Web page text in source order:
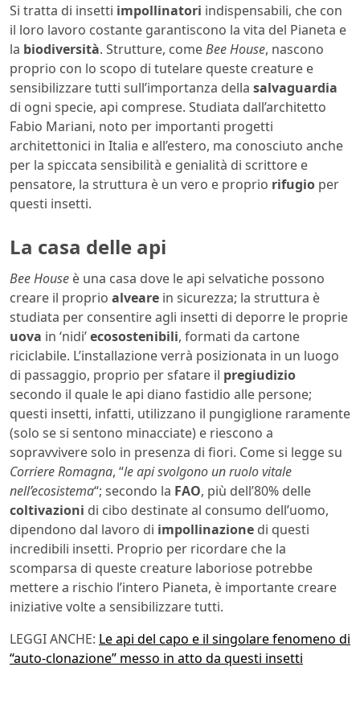
Si tratta di insetti impollinatori indispensabili, che con
il loro lavoro costante garantiscono la vita del Pianeta e
la biodiversità. Strutture, comeBee House, nascono
proprio con lo scopo di tutelare queste creature e
sensibilizzare tutti sull’importanza della salvaguardia
di ogni specie, api comprese. Studiata dall’architetto
Fabio Mariani, noto per importanti progetti
architettonici in Italia e all’estero, ma conosciuto anche
per la spiccata sensibilità e genialità di scrittore e
pensatore, la struttura è un vero e proprio rifugio per
questi insetti.
La casa delle api
Bee House è una casa dove le api selvatiche possono
creare il proprio alveare in sicurezza; la struttura è
studiata per consentire agli insetti di deporre le proprie
uova in ‘nidi’ecosostenibili, formati da cartone
riciclabile. L’installazione verrà posizionata in un luogo
di passaggio, proprio per sfatare il pregiudizio
secondo il quale le api diano fastidio alle persone;
questi insetti, infatti, utilizzano il pungiglione raramente
(solo se si sentono minacciate) e riescono a
sopravvivere solo in presenza di fiori. Come si legge su
Corriere Romagna, “le api svolgono un ruolo vitale
nell’ecosistema“; secondo la FAO, più dell’80% delle
coltivazioni di cibo destinate al consumo dell’uomo,
dipendono dal lavoro di impollinazione di questi
incredibili insetti. Proprio per ricordare che la
scomparsa di queste creature laboriose potrebbe
mettere a rischio l’intero Pianeta, è importante creare
iniziative volte a sensibilizzare tutti.
LEGGI ANCHE: Le api del capo e il singolare fenomeno di
“auto-clonazione” messo in atto da questi insetti